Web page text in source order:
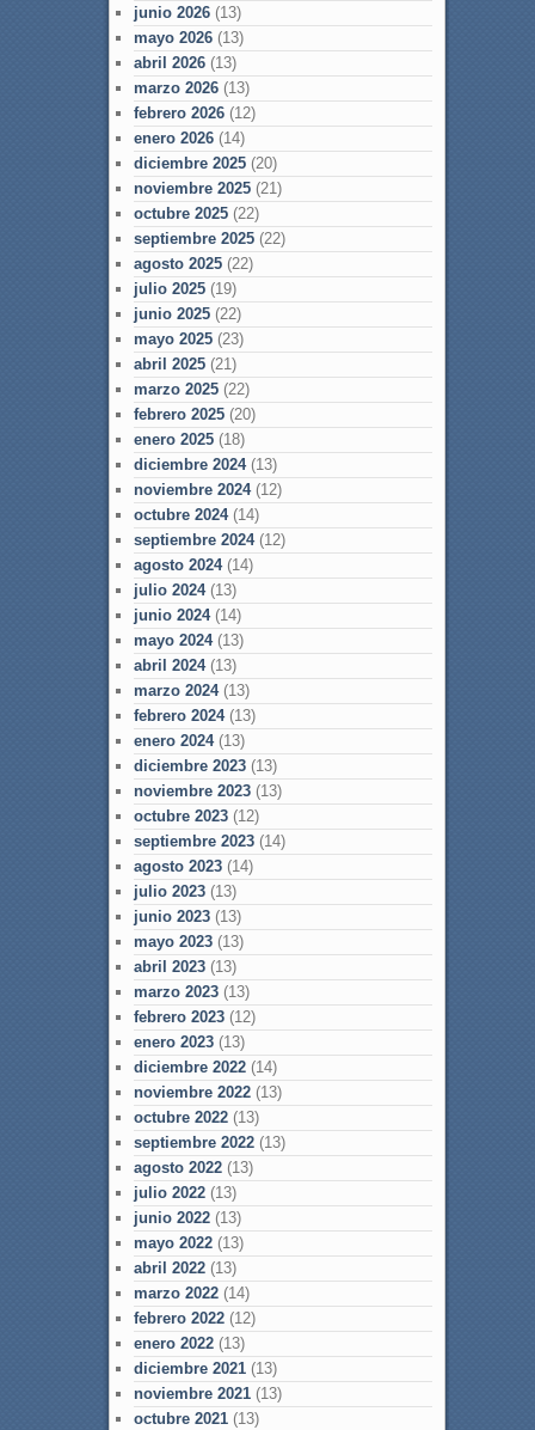
junio 2026(13)
mayo 2026(13)
abril 2026(13)
marzo 2026(13)
febrero 2026(12)
enero 2026(14)
diciembre 2025(20)
noviembre 2025(21)
octubre 2025(22)
septiembre 2025(22)
agosto 2025(22)
julio 2025(19)
junio 2025(22)
mayo 2025(23)
abril 2025(21)
marzo 2025(22)
febrero 2025(20)
enero 2025(18)
diciembre 2024(13)
noviembre 2024(12)
octubre 2024(14)
septiembre 2024(12)
agosto 2024(14)
julio 2024(13)
junio 2024(14)
mayo 2024(13)
abril 2024(13)
marzo 2024(13)
febrero 2024(13)
enero 2024(13)
diciembre 2023(13)
noviembre 2023(13)
octubre 2023(12)
septiembre 2023(14)
agosto 2023(14)
julio 2023(13)
junio 2023(13)
mayo 2023(13)
abril 2023(13)
marzo 2023(13)
febrero 2023(12)
enero 2023(13)
diciembre 2022(14)
noviembre 2022(13)
octubre 2022(13)
septiembre 2022(13)
agosto 2022(13)
julio 2022(13)
junio 2022(13)
mayo 2022(13)
abril 2022(13)
marzo 2022(14)
febrero 2022(12)
enero 2022(13)
diciembre 2021(13)
noviembre 2021(13)
octubre 2021(13)